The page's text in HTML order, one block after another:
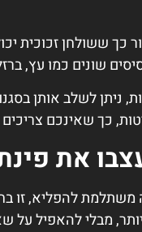
כך ששולחן זכוכית
שונים כמו עץ,
ניתן לשלב אותן
כך שאינכם
את
להפליא, זו
מבלי להאפיל על